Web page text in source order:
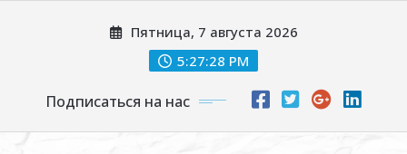
Пятница, 7 августа 2026
5:27:29 PM
Подписаться на нас